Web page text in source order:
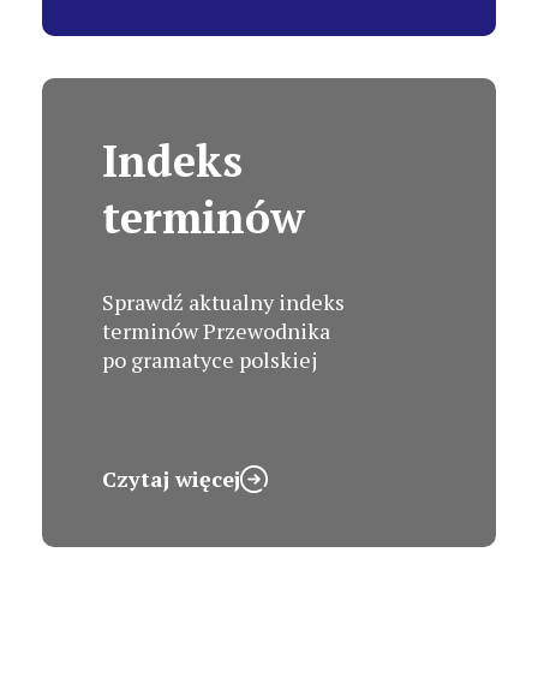
Indeks
terminów
Sprawdź aktualny indeks
terminów Przewodnika
po gramatyce polskiej
Czytaj więcej